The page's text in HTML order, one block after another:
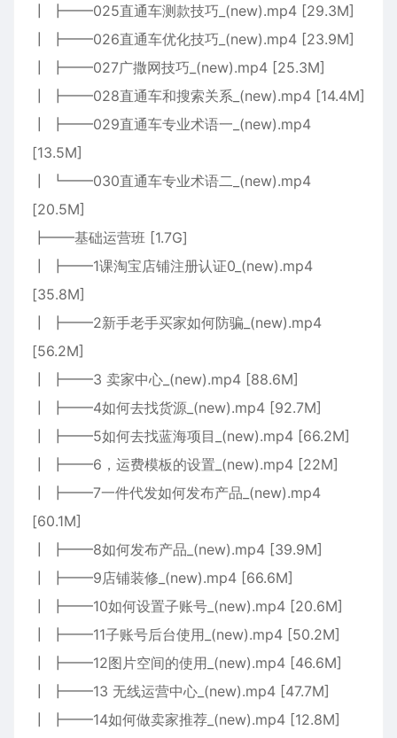
┃ ┣━━025直通车测款技巧_(new).mp4 [29.3M]
┃ ┣━━026直通车优化技巧_(new).mp4 [23.9M]
┃ ┣━━027广撒网技巧_(new).mp4 [25.3M]
┃ ┣━━028直通车和搜索关系_(new).mp4 [14.4M]
┃ ┣━━029直通车专业术语一_(new).mp4
[13.5M]
┃ ┗━━030直通车专业术语二_(new).mp4
[20.5M]
┣━━基础运营班 [1.7G]
┃ ┣━━1课淘宝店铺注册认证0_(new).mp4
[35.8M]
┃ ┣━━2新手老手买家如何防骗_(new).mp4
[56.2M]
┃ ┣━━3 卖家中心_(new).mp4 [88.6M]
┃ ┣━━4如何去找货源_(new).mp4 [92.7M]
┃ ┣━━5如何去找蓝海项目_(new).mp4 [66.2M]
┃ ┣━━6，运费模板的设置_(new).mp4 [22M]
┃ ┣━━7一件代发如何发布产品_(new).mp4
[60.1M]
┃ ┣━━8如何发布产品_(new).mp4 [39.9M]
┃ ┣━━9店铺装修_(new).mp4 [66.6M]
┃ ┣━━10如何设置子账号_(new).mp4 [20.6M]
┃ ┣━━11子账号后台使用_(new).mp4 [50.2M]
┃ ┣━━12图片空间的使用_(new).mp4 [46.6M]
┃ ┣━━13 无线运营中心_(new).mp4 [47.7M]
┃ ┣━━14如何做卖家推荐_(new).mp4 [12.8M]